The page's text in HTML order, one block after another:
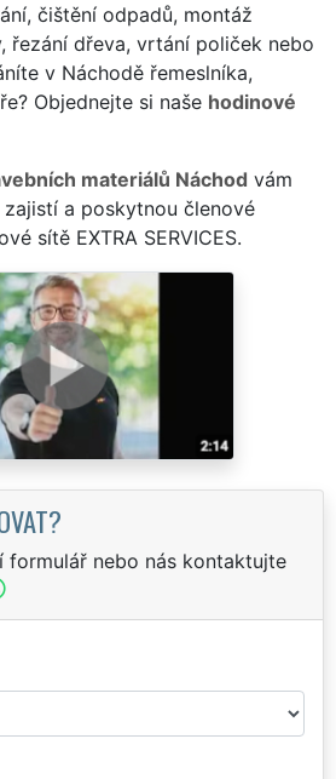
čištění odpadů, montáž
řezání dřeva, vrtání poliček nebo
v Náchodě řemeslníka,
Objednejte si naše hodinové
materiálů Náchod vám
a poskytnou členové
sítě EXTRA SERVICES.
formulář nebo nás kontaktujte